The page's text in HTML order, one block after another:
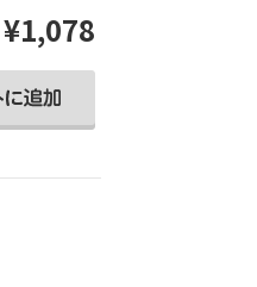
¥1,078